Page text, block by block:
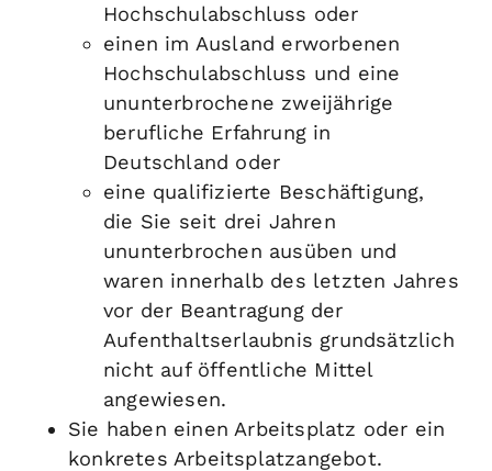
Hochschulabschluss oder
einen im Ausland erworbenen
Hochschulabschluss und eine
ununterbrochene zweijährige
berufliche Erfahrung in
Deutschland oder
eine qualifizierte Beschäftigung,
die Sie seit drei Jahren
ununterbrochen ausüben und
waren innerhalb des letzten Jahres
vor der Beantragung der
Aufenthaltserlaubnis grundsätzlich
nicht auf öffentliche Mittel
angewiesen.
Sie haben einen Arbeitsplatz oder ein
konkretes Arbeitsplatzangebot.